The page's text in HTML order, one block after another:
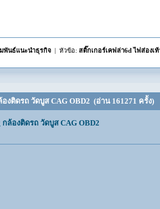
พันธ์แนะนำธุรกิจ| หัวข้อ: สติ๊กเกอร์เคฟล่า6d ไฟส่องเ
ติดรถ วัดบูส CAG OBD2 (อ่าน 161271 ครั้ง)
ล้องติดรถ วัดบูส CAG OBD2